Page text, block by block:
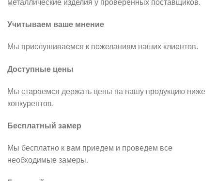
металлические изделия у проверенных поставщиков.
Учитываем ваше мнение
Мы прислушиваемся к пожеланиям наших клиентов.
Доступные цены
Мы стараемся держать цены на нашу продукцию ниже
конкурентов.
Бесплатный замер
Мы бесплатно к вам приедем и проведем все
необходимые замеры.